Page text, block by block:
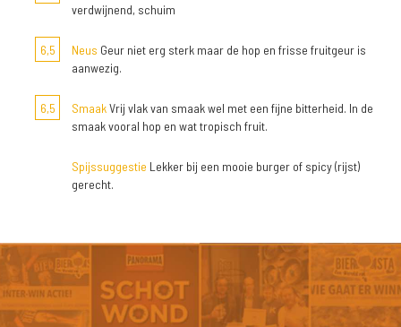
verdwijnend, schuim
6,5 Neus Geur niet erg sterk maar de hop en frisse fruitgeur is
aanwezig.
6,5 SmaakVrij vlak van smaak wel met een fijne bitterheid. In de
smaak vooral hop en wat tropisch fruit.
Spijssuggestie Lekker bij een mooie burger of spicy (rijst)
gerecht.